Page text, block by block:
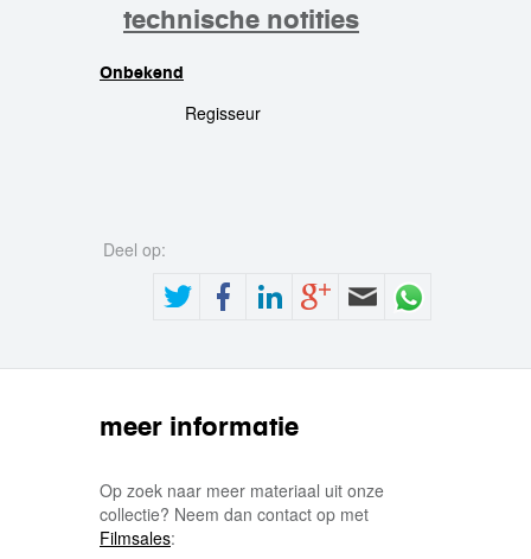
technische notities
Onbekend
Regisseur
Deel op:
meer informatie
Op zoek naar meer materiaal uit onze
collectie? Neem dan contact op met
Filmsales: